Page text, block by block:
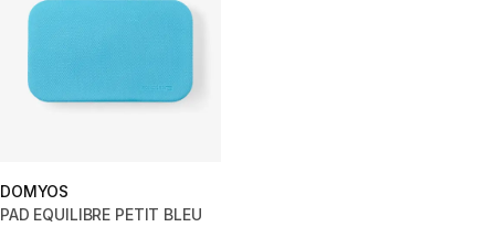
DOMYOS
PAD EQUILIBRE PETIT BLEU